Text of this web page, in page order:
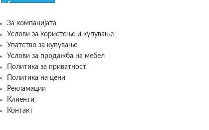
За компанијата
Услови за користење и купување
Упатство за купување
Услови за продажба на мебел
Политика за приватност
Политика на цени
Рекламации
Клиенти
Контакт